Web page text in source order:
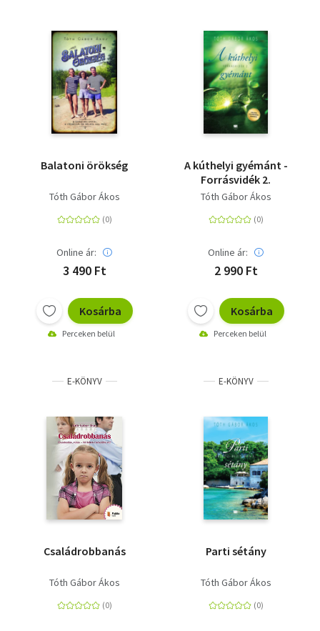
Balatoni örökség
Tóth Gábor Ákos
Online ár:
3 490 Ft
Kosárba
Perceken belül
A kúthelyi gyémánt -
Forrásvidék 2.
Tóth Gábor Ákos
Online ár:
2 990 Ft
Kosárba
Perceken belül
E-KÖNYV
Családrobbanás
Tóth Gábor Ákos
E-KÖNYV
Parti sétány
Tóth Gábor Ákos